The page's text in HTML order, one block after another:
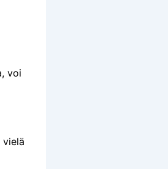
voi
vielä